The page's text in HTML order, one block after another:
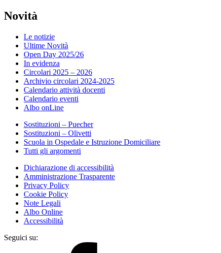
Novità
Le notizie
Ultime Novità
Open Day 2025/26
In evidenza
Circolari 2025 – 2026
Archivio circolari 2024-2025
Calendario attività docenti
Calendario eventi
Albo onLine
Sostituzioni – Puecher
Sostituzioni – Olivetti
Scuola in Ospedale e Istruzione Domiciliare
Tutti gli argomenti
Dichiarazione di accessibilità
Amministrazione Trasparente
Privacy Policy
Cookie Policy
Note Legali
Albo Online
Accessibilità
Seguici su: